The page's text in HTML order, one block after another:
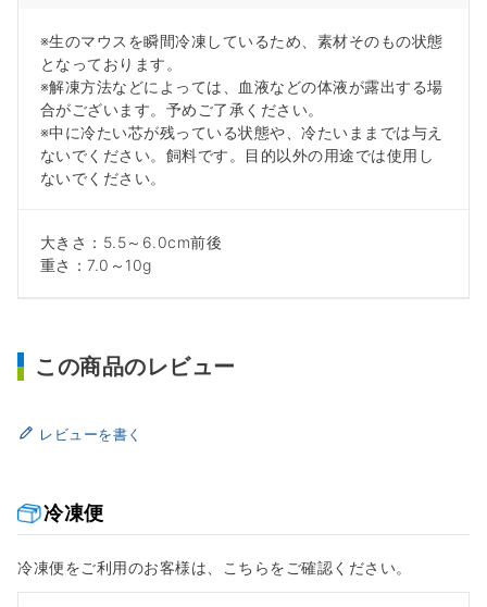
冷凍便
冷凍便をご利用のお客様は、こちらをご確認ください。
※生のマウスを瞬間冷凍しているため、素材そのもの状態
となっております。
※解凍方法などによっては、血液などの体液が露出する場
合がございます。予めご了承ください。
※中に冷たい芯が残っている状態や、冷たいままでは与え
ないでください。飼料です。目的以外の用途では使用し
ないでください。
大きさ：5.5～6.0cm前後
重さ：7.0～10g
この商品のレビュー
レビューを書く